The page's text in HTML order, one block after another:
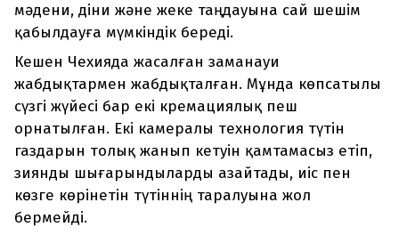
мәдени, діни және жеке таңдауына сай шешім
қабылдауға мүмкіндік береді.
Кешен Чехияда жасалған заманауи
жабдықтармен жабдықталған. Мұнда көпсатылы
сүзгі жүйесі бар екі кремациялық пеш
орнатылған. Екі камералы технология түтін
газдарын толық жанып кетуін қамтамасыз етіп,
зиянды шығарындыларды азайтады, иіс пен
көзге көрінетін түтіннің таралуына жол
бермейді.